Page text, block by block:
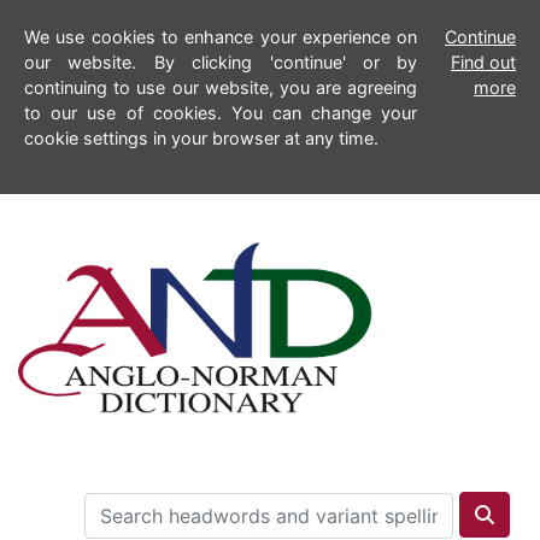
We use cookies to enhance your experience on
our website. By clicking 'continue' or by
continuing to use our website, you are agreeing
to our use of cookies. You can change your
cookie settings in your browser at any time.
Continue
Find out
more